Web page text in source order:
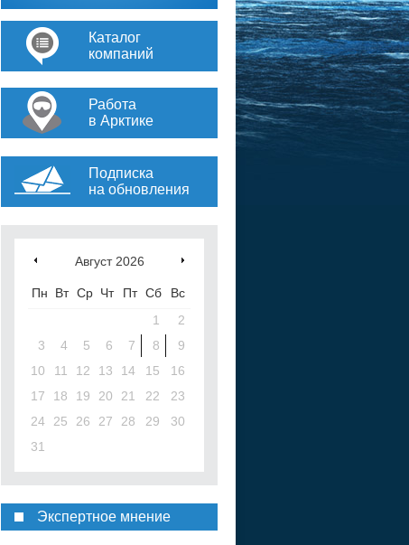
Каталог
компаний
Работа
в Арктике
Подписка
на обновления
Август 2026
Пн Вт Ср Чт Пт Сб
Вс
1
2
3
4 5 6 7 8
9
10
11 12 13 14 15
16
17
18 19 20 21 22
23
24
25 26 27 28 29
30
31
Экспертное мнение